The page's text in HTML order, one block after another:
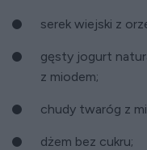
serek wiejski z
gęsty jogurt
z miodem;
chudy twaróg z
dżem bez cukru;